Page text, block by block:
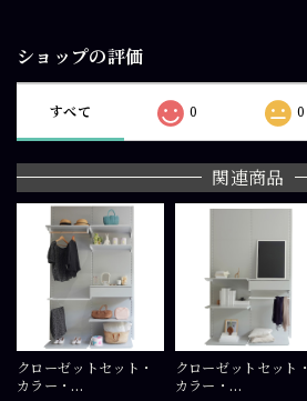
ショップの評価
すべて 0 0
関連商品
クローゼットセット・
カラー・
クローゼットセット・
カラー・